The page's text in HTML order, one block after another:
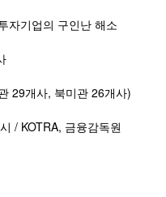
자기업의 구인난 해소
29개사, 북미관 26개사)
/ KOTRA, 금융감독원